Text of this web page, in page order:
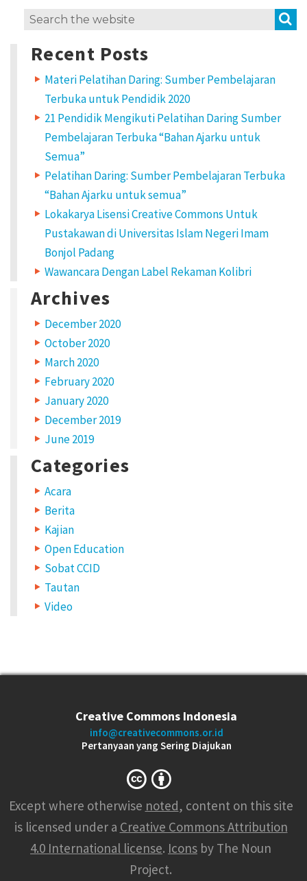
Search
Recent Posts
Materi Pelatihan Daring: Sumber Pembelajaran
Terbuka untuk Pendidik 2020
21 Pendidik Mengikuti Pelatihan Daring Sumber
Pembelajaran Terbuka “Bahan Ajarku untuk
Semua”
Pelatihan Daring: Sumber Pembelajaran Terbuka
“Bahan Ajarku untuk semua”
Lokakarya Lisensi Creative Commons Untuk
Pustakawan di Universitas Islam Negeri Imam
Bonjol Padang
Wawancara Dengan Label Rekaman Kolibri
Archives
December 2020
October 2020
March 2020
February 2020
January 2020
December 2019
June 2019
Categories
Acara
Berita
Kajian
Open Education
Sobat CCID
Tautan
Video
Creative Commons Indonesia
info@creativecommons.or.id
Pertanyaan yang Sering Diajukan
Except where otherwise noted, content on this site
is licensed under a Creative Commons Attribution
4.0 International license. Icons by The Noun
Project.